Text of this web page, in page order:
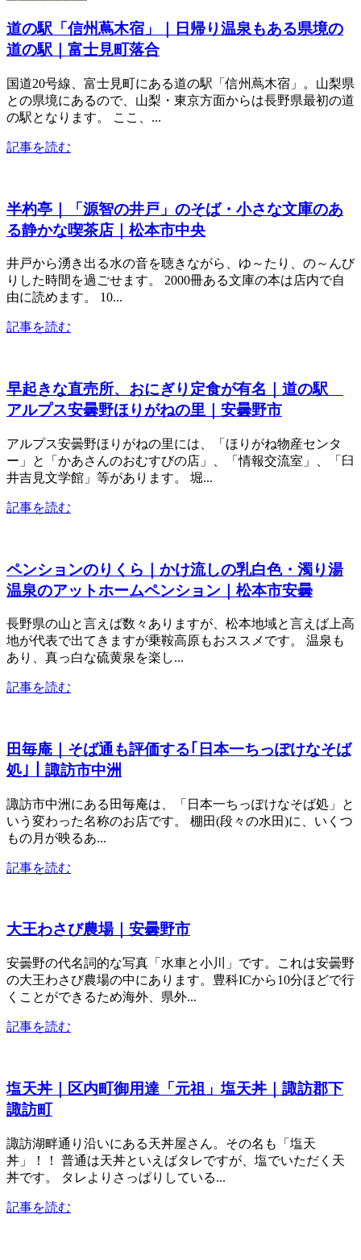
道の駅「信州蔦木宿」｜日帰り温泉もある県境の
道の駅｜富士見町落合
国道20号線、富士見町にある道の駅「信州蔦木宿」。山梨県
との県境にあるので、山梨・東京方面からは長野県最初の道
の駅となります。 ここ、...
記事を読む
半杓亭｜「源智の井戸」のそば・小さな文庫のあ
る静かな喫茶店｜松本市中央
井戸から湧き出る水の音を聴きながら、ゆ～たり、の～んび
りした時間を過ごせます。 2000冊ある文庫の本は店内で自
由に読めます。 10...
記事を読む
早起きな直売所、おにぎり定食が有名｜道の駅
アルプス安曇野ほりがねの里｜安曇野市
アルプス安曇野ほりがねの里には、「ほりがね物産センタ
ー」と「かあさんのおむすびの店」、「情報交流室」、「臼
井吉見文学館」等があります。 堀...
記事を読む
ペンションのりくら｜かけ流しの乳白色・濁り湯
温泉のアットホームペンション｜松本市安曇
長野県の山と言えば数々ありますが、松本地域と言えば上高
地が代表で出てきますが乗鞍高原もおススメです。 温泉も
あり、真っ白な硫黄泉を楽し...
記事を読む
田毎庵｜そば通も評価する｢日本一ちっぽけなそば
処｣｜諏訪市中洲
諏訪市中洲にある田毎庵は、「日本一ちっぽけなそば処」と
いう変わった名称のお店です。 棚田(段々の水田)に、いくつ
もの月が映るあ...
記事を読む
大王わさび農場｜安曇野市
安曇野の代名詞的な写真「水車と小川」です。これは安曇野
の大王わさび農場の中にあります。豊科ICから10分ほどで行
くことができるため海外、県外...
記事を読む
塩天丼｜区内町御用達「元祖」塩天丼｜諏訪郡下
諏訪町
諏訪湖畔通り沿いにある天丼屋さん。その名も「塩天
丼」！！ 普通は天丼といえばタレですが、塩でいただく天
丼です。 タレよりさっぱりしている...
記事を読む